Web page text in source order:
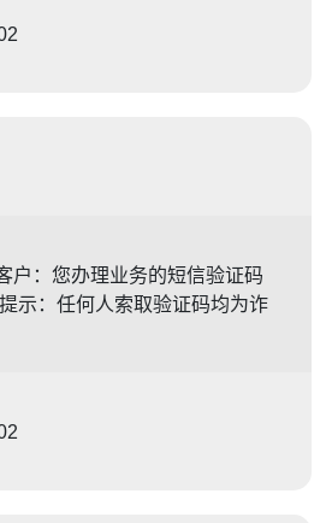
户：您办理业务的短信验证码
示：任何人索取验证码均为诈